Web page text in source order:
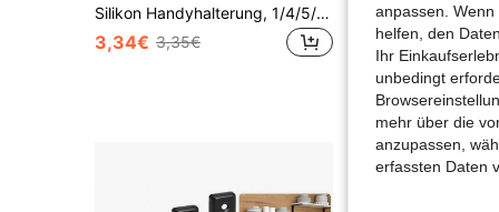
Silikon Handyhalterung, 1/4/5/10/20 Stücke, Saugnapf Handyhalter, Freihand Handygriff, Ringhalterung, geeignet für iPhone und Android Handys, geeignet für glatte Glas Handy-Rückseiten, nicht geeignet für raue matte Handy-Rückseiten. Weiß + Schwarz + Rosa + Transparent + Rosarot, Osterparade Frühlingsfeier.
3,34€ 3,35€ #1 Bestseller in
5,48€
anpassen.
helfen, den
Ihr
unbedingt
mehr über die
anzupassen,
erfassten Daten